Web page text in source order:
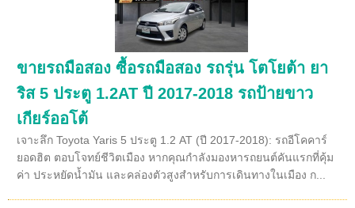
ขายรถมือสอง ซื้อรถมือสอง รถรุ่น โตโยต้า ยา
ริส 5 ประตู 1.2AT ปี 2017-2018 รถป้ายขาว
เกียร์ออโต้
เจาะลึก Toyota Yaris 5 ประตู 1.2 AT (ปี 2017-2018): รถอีโคคาร์
ยอดฮิต ตอบโจทย์ชีวิตเมือง หากคุณกำลังมองหารถยนต์คันแรกที่คุ้ม
ค่า ประหยัดน้ำมัน และคล่องตัวสูงสำหรับการเดินทางในเมือง ก...